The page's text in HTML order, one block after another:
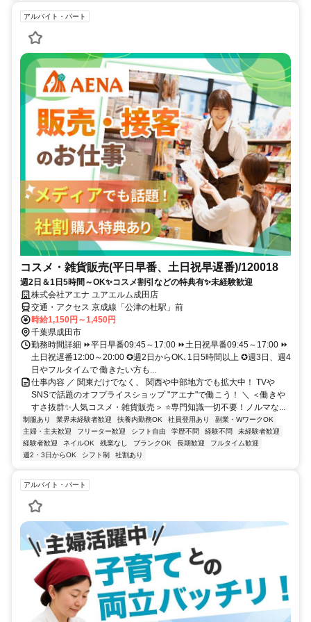
アルバイト・パート
コスメ・雑貨販売(平日早番、土日祝早遅番)/120018
週2日＆1日5時間～OK✨コスメ割引などの特典有✨未経験歓迎
株式会社アエナ ユアエルム成田店
交通・アクセス 京成線「公津の杜駅」前
時給1,150円～1,450円
千葉県成田市
勤務時間詳細 ⏩平日早番09:45～17:00 ⏩土日祝早番09:45～17:00 ⏩
土日祝遅番12:00～20:00 ✪週2日からOK､1日5時間以上 ✪週3日、週4
日やフルタイムで 働きたい方も...
仕事内容 ／ 関東だけでなく、 関西や中部地方でも拡大中！ TVや
SNSで話題のオフプライスショップ "アエナ"で働こう！ ＼ ＜働きや
すさ抜群✨人気コスメ・雑貨販売＞ ⭐専門知識一切不要！ノルマな...
制服あり 業界未経験者歓迎 扶養内勤務OK 社員登用あり
副業・WワークOK
主婦・主夫歓迎
フリーター歓迎 シフト自由 学歴不問 経験不問
未経験者歓迎
経験者歓迎
ネイルOK 残業なし ブランクOK 長期歓迎
フルタイム歓迎
週2・3日からOK
シフト制 社割あり
アルバイト・パート